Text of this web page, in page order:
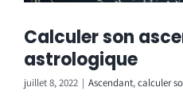
Calculer son
astrologique
juillet 8, 2022 | Ascendant,calculer